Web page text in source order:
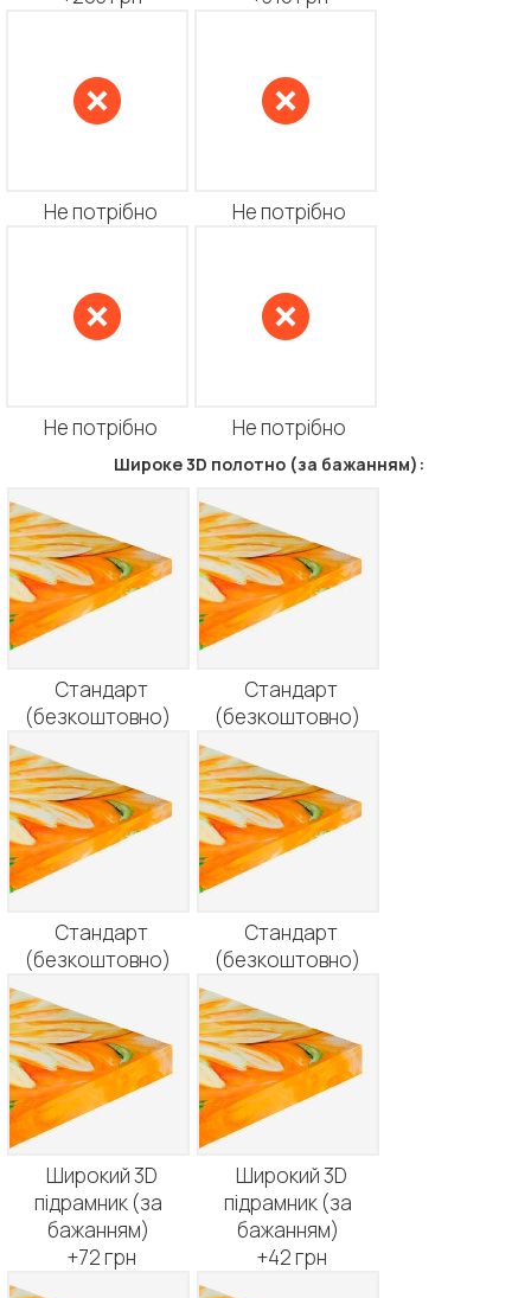
Не потрібно Не потрібно
Не потрібно Не потрібно
Широке 3D полотно (за бажанням):
Стандарт
(безкоштовно)
Стандарт
(безкоштовно)
Стандарт
(безкоштовно)
Стандарт
(безкоштовно)
Широкий 3D
підрамник (за
бажанням)
+72 грн
Широкий 3D
підрамник (за
бажанням)
+42 грн